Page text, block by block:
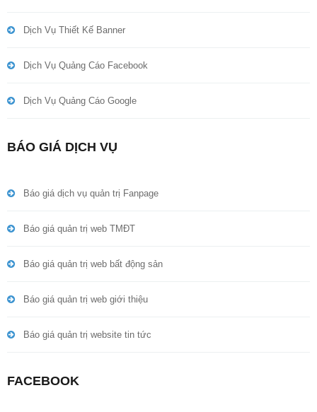
Dịch Vụ Thiết Kế Banner
Dịch Vụ Quảng Cáo Facebook
Dịch Vụ Quảng Cáo Google
BÁO GIÁ DỊCH VỤ
Báo giá dịch vụ quản trị Fanpage
Báo giá quản trị web TMĐT
Báo giá quản trị web bất động sản
Báo giá quản trị web giới thiệu
Báo giá quản trị website tin tức
FACEBOOK